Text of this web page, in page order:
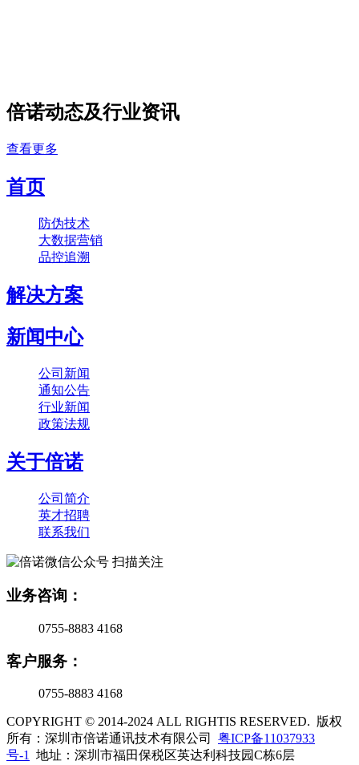
倍诺动态及行业资讯
查看更多
首页
防伪技术
大数据营销
品控追溯
解决方案
新闻中心
公司新闻
通知公告
行业新闻
政策法规
关于倍诺
公司简介
英才招聘
联系我们
扫描关注
业务咨询：
0755-8883 4168
客户服务：
0755-8883 4168
COPYRIGHT © 2014-2024 ALL RIGHTIS RESERVED. 版权
所有：深圳市倍诺通讯技术有限公司 粤ICP备11037933
号-1
地址：深圳市福田保税区英达利科技园C栋6层